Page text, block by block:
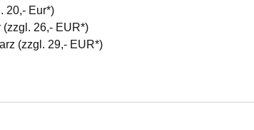
20,- Eur*)
26,- EUR*)
(zzgl. 29,- EUR*)